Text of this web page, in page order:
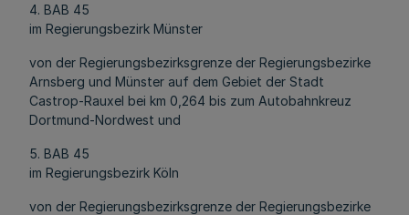
4. BAB 45
im Regierungsbezirk Münster
von der Regierungsbezirksgrenze der Regierungsbezirke
Arnsberg und Münster auf dem Gebiet der Stadt
Castrop-Rauxel bei km 0,264 bis zum Autobahnkreuz
Dortmund-Nordwest und
5. BAB 45
im Regierungsbezirk Köln
von der Regierungsbezirksgrenze der Regierungsbezirke